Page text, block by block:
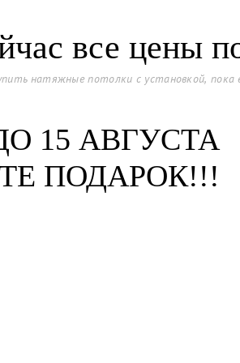
все цены
натяжные потолки с установкой,
15 АВГУСТА
ПОДАРОК!!!